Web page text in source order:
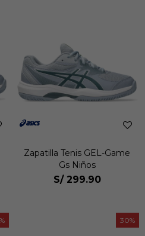
Zapatilla Tenis GEL-Game
Gs Niños
S/ 299.90
30